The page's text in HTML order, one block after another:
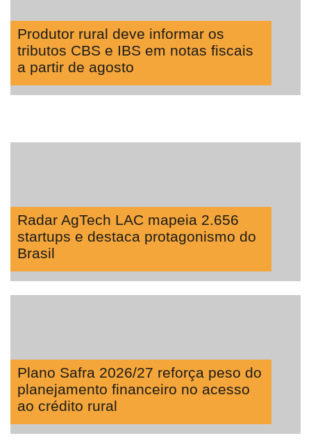
Produtor rural deve informar os
tributos CBS e IBS em notas fiscais
a partir de agosto
Radar AgTech LAC mapeia 2.656
startups e destaca protagonismo do
Brasil
Plano Safra 2026/27 reforça peso do
planejamento financeiro no acesso
ao crédito rural